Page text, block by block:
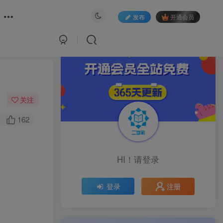
发布 开通会员
关注
162
HI！请登录
登录 注册